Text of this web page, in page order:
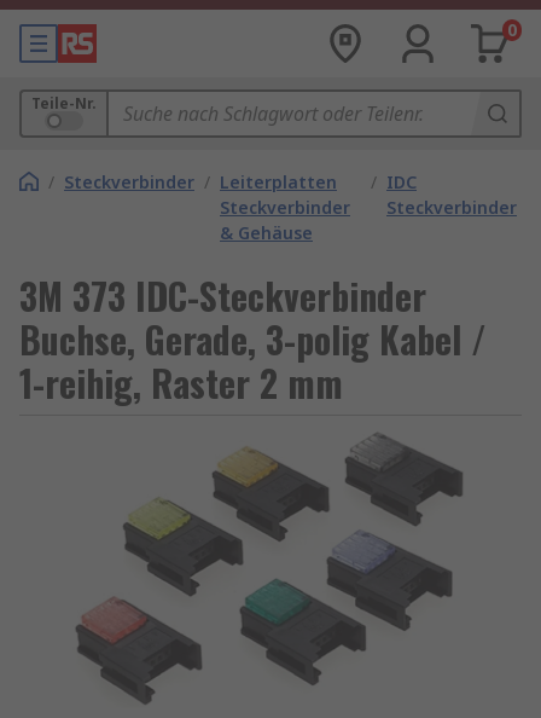
0
Teile-Nr.
/ Steckverbinder / Leiterplatten
Steckverbinder
& Gehäuse
/ IDC
Steckverbinder
3M 373 IDC-Steckverbinder
Buchse, Gerade, 3-polig Kabel /
1-reihig, Raster 2 mm